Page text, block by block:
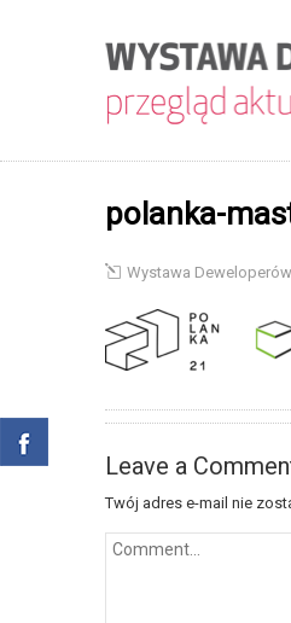
polanka-
Wystawa Deweloperów
Leave a
Twój adres e-mail nie